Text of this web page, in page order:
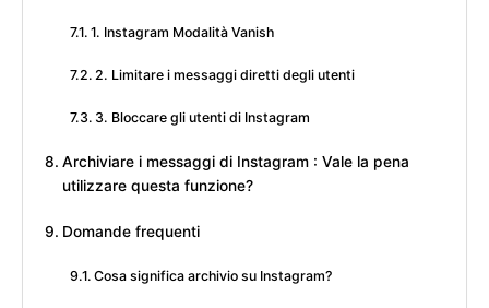
1. Instagram Modalità Vanish
2. Limitare i messaggi diretti degli utenti
3. Bloccare gli utenti di Instagram
Archiviare i messaggi di Instagram : Vale la pena
utilizzare questa funzione?
Domande frequenti
Cosa significa archivio su Instagram?